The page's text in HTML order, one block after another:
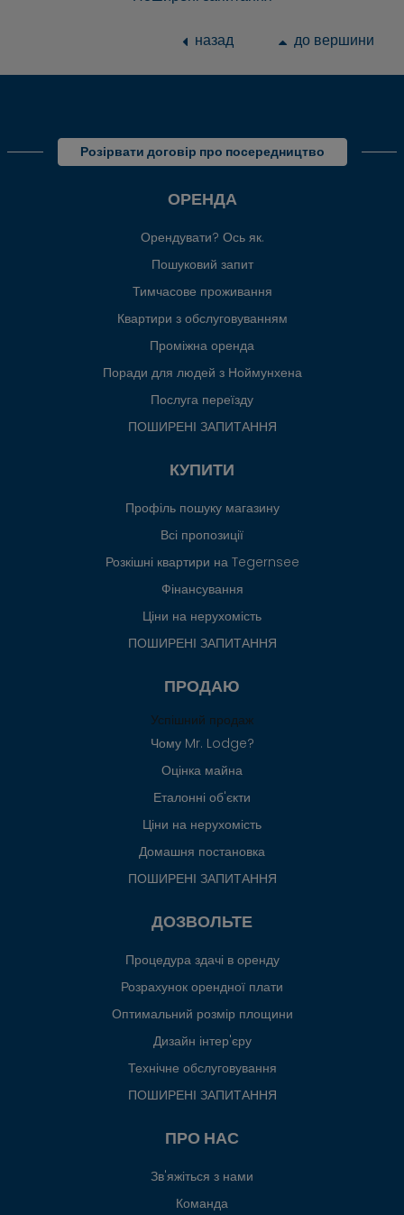
назад до вершини
Розірвати договір про посередництво
ОРЕНДА
Орендувати? Ось як.
Пошуковий запит
Тимчасове проживання
Квартири з обслуговуванням
Проміжна оренда
Поради для людей з Ноймунхена
Послуга переїзду
ПОШИРЕНІ ЗАПИТАННЯ
КУПИТИ
Профіль пошуку магазину
Всі пропозиції
Розкішні квартири на Tegernsee
Фінансування
Ціни на нерухомість
ПОШИРЕНІ ЗАПИТАННЯ
ПРОДАЮ
Успішний продаж
Чому Mr. Lodge?
Оцінка майна
Еталонні об'єкти
Ціни на нерухомість
Домашня постановка
ПОШИРЕНІ ЗАПИТАННЯ
ДОЗВОЛЬТЕ
Процедура здачі в оренду
Розрахунок орендної плати
Оптимальний розмір площини
Дизайн інтер'єру
Технічне обслуговування
ПОШИРЕНІ ЗАПИТАННЯ
ПРО НАС
Зв'яжіться з нами
Команда